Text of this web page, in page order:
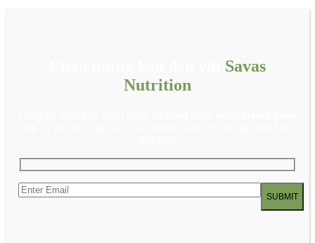
Savas
Nutrition